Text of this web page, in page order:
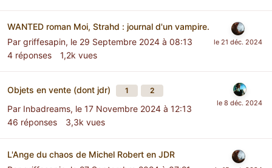
WANTED roman Moi, Strahd : journal d'un vampire.
Par griffesapin, le 29 Septembre 2024 à 08:13
4 réponses 1,2k vues
Objets en vente (dont jdr) 1 2
Par Inbadreams, le 17 Novembre 2024 à 12:13
46 réponses 3,3k vues
L'Ange du chaos de Michel Robert en JDR